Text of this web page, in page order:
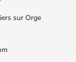
sur Orge